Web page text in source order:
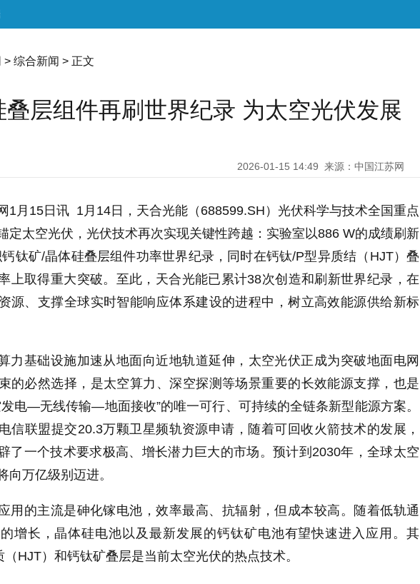
> 综合新闻 > 正文
层组件再刷世界纪录 为太空光伏发展
2026-01-15 14:49 来源：中国江苏网
1月15日讯 1月14日，天合光能（688599.SH）光伏科学与技术全国重点
定太空光伏，光伏技术再次实现关键性跨越：实验室以886 W的成绩刷新
钛矿/晶体硅叠层组件功率世界纪录，同时在钙钛/P型异质结（HJT）叠
上取得重大突破。至此，天合光能已累计38次创造和刷新世界纪录，在
源、支撑全球实时智能响应体系建设的进程中，树立高效能源供给新标
力基础设施加速从地面向近地轨道延伸，太空光伏正成为突破地面电网
的必然选择，是太空算力、深空探测等场景重要的长效能源支撑，也是
电—无线传输—地面接收”的唯一可行、可持续的全链条新型能源方案。
信联盟提交20.3万颗卫星频轨资源申请，随着可回收火箭技术的发展，
了一个技术要求极高、增长潜力巨大的市场。预计到2030年，全球太空
向万亿级别迈进。
用的主流是砷化镓电池，效率最高、抗辐射，但成本较高。随着低轨通
增长，晶体硅电池以及最新发展的钙钛矿电池有望快速进入应用。其
HJT）和钙钛矿叠层是当前太空光伏的热点技术。